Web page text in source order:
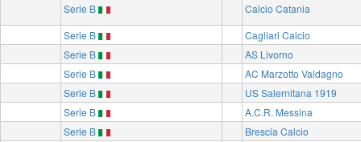
Serie B
Calcio Catania
Serie B
Cagliari Calcio
Serie B
AS Livorno
Serie B
AC Marzotto Valdagno
Serie B
US Salernitana 1919
Serie B
A.C.R. Messina
Serie B
Brescia Calcio